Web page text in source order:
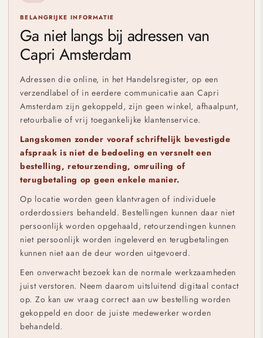
BELANGRIJKE INFORMATIE
Ga niet langs bij adressen van
Capri Amsterdam
Adressen die online, in het Handelsregister, op een
verzendlabel of in eerdere communicatie aan Capri
Amsterdam zijn gekoppeld, zijn geen winkel, afhaalpunt,
retourbalie of vrij toegankelijke klantenservice.
Langskomen zonder vooraf schriftelijk bevestigde
afspraak is niet de bedoeling en versnelt een
bestelling, retourzending, omruiling of
terugbetaling op geen enkele manier.
Op locatie worden geen klantvragen of individuele
orderdossiers behandeld. Bestellingen kunnen daar niet
persoonlijk worden opgehaald, retourzendingen kunnen
niet persoonlijk worden ingeleverd en terugbetalingen
kunnen niet aan de deur worden uitgevoerd.
Een onverwacht bezoek kan de normale werkzaamheden
juist verstoren. Neem daarom uitsluitend digitaal contact
op. Zo kan uw vraag correct aan uw bestelling worden
gekoppeld en door de juiste medewerker worden
behandeld.